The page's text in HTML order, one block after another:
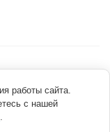
44 ст. 46, (3822) 52-34-
работы сайта.
с нашей
.